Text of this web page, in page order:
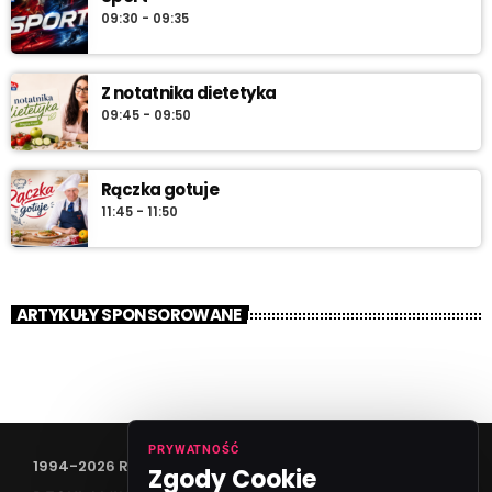
09:30 - 09:35
Z notatnika dietetyka
09:45 - 09:50
Rączka gotuje
11:45 - 11:50
ARTYKUŁY SPONSOROWANE
1994-2026 RADIO VANESSA SPÓŁKA Z O.O
PRYWATNOŚĆ
Zgody Cookie